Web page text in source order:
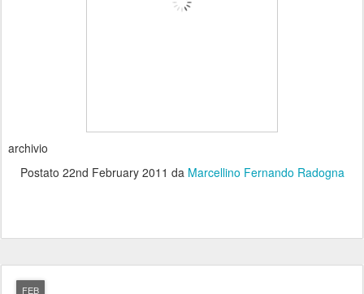
archivio
Postato 22nd February 2011 da Marcellino Fernando Radogna
FEB